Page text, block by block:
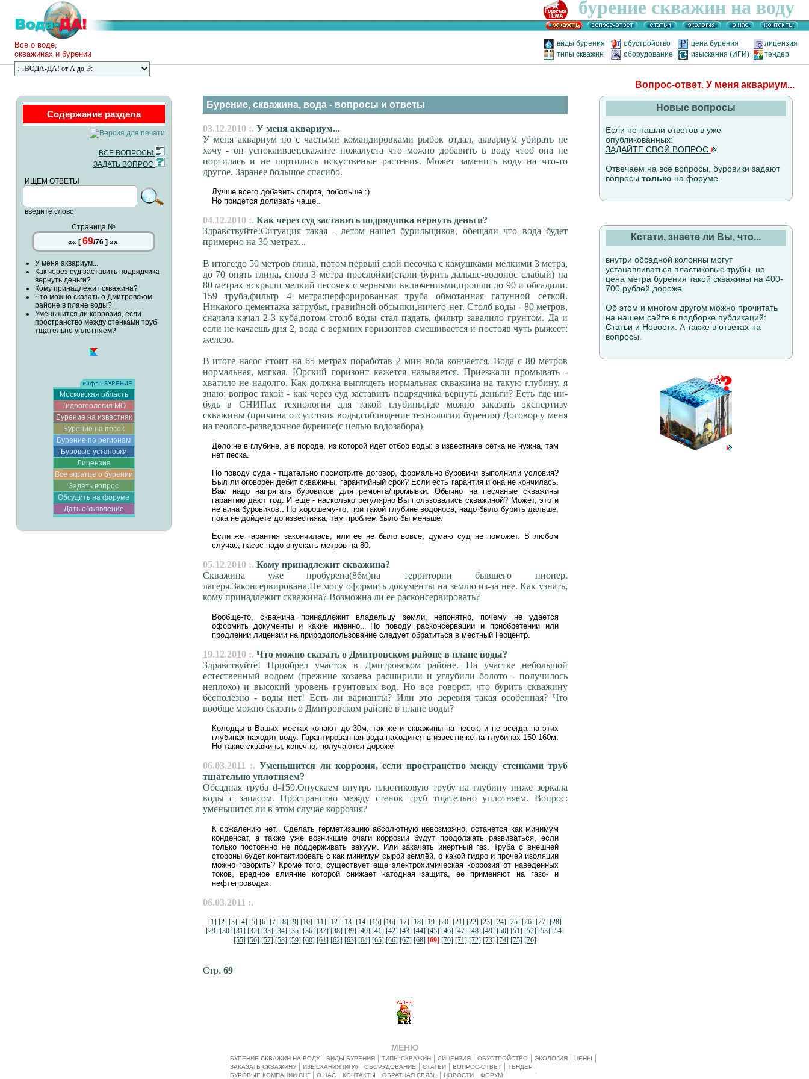
бурение скважин на воду
виды бурения обустройство цена бурения
лицензия
типы скважин
оборудование изыскания (ИГИ) тендер
Все о воде,
скважинах и бурении
Вопрос-ответ. У меня аквариум...
Содержание раздела
ВСЕ ВОПРОСЫ
ЗАДАТЬ ВОПРОС
ИЩЕМ ОТВЕТЫ
введите слово
Страница №
«« [ 69/76] »»
У меня аквариум...
Как через суд заставить подрядчика
вернуть деньги?
Кому принадлежит скважина?
Что можно сказать о Дмитровском
районе в плане воды?
Уменьшится ли коррозия, если
пространство между стенками труб
тщательно уплотняем?
Московская область
Гидрогеология МО
Бурение на известняк
Бурение на песок
Бурение по регионам
Буровые установки
Лицензия
Все вкратце о бурении
Задать вопрос
Обсудить на форуме
Дать объявление
Бурение, скважина, вода - вопросы и ответы
03.12.2010 :. У меня аквариум...
У меня аквариум но с частыми командировками рыбок отдал, аквариум убирать не
хочу - он успокаивает,скажите пожалуста что можно добавить в воду чтоб она не
портилась и не портились искуственые растения. Может заменить воду на что-то
другое. Заранее большое спасибо.
Лучше всего добавить спирта, побольше :)
Но придется доливать чаще..
04.12.2010 :. Как через суд заставить подрядчика вернуть деньги?
Здравствуйте!Ситуация такая - летом нашел бурильщиков, обещали что вода будет
примерно на 30 метрах...
В итоге:до 50 метров глина, потом первый слой песочка с камушками мелкими 3 метра,
до 70 опять глина, снова 3 метра прослойки(стали бурить дальше-водонос слабый) на
80 метрах вскрыли мелкий песочек с черными включениями,прошли до 90 и обсадили.
159 труба,фильтр 4 метра:перфорированная труба обмотанная галунной сеткой.
Никакого цементажа затрубья, гравийной обсыпки,ничего нет. Столб воды - 80 метров,
сначала качал 2-3 куба,потом столб воды стал падать, фильтр завалило грунтом. Да и
если не качаешь дня 2, вода с верхних горизонтов смешивается и постояв чуть рыжеет:
железо.
В итоге насос стоит на 65 метрах поработав 2 мин вода кончается. Вода с 80 метров
нормальная, мягкая. Юрский горизонт кажется называется. Приезжали промывать -
хватило не надолго. Как должна выглядеть нормальная скважина на такую глубину, я
знаю: вопрос такой - как через суд заставить подрядчика вернуть деньги? Есть где ни-
будь в СНИПах технология для такой глубины,где можно заказать экспертизу
скважины (причина отсутствия воды,соблюдение технологии бурения) Договор у меня
на геолого-разведочное бурение(с целью водозабора)
Дело не в глубине, а в породе, из которой идет отбор воды: в известняке сетка не нужна, там
нет песка.
По поводу суда - тщательно посмотрите договор, формально буровики выполнили условия?
Был ли оговорен дебит скважины, гарантийный срок? Если есть гарантия и она не кончилась,
Вам надо напрягать буровиков для ремонта/промывки. Обычно на песчаные скважины
гарантию дают год. И еще - насколько регулярно Вы пользовались скважиной? Может, это и
не вина буровиков.. По хорошему-то, при такой глубине водоноса, надо было бурить дальше,
пока не дойдете до известняка, там проблем было бы меньше.
Если же гарантия закончилась, или ее не было вовсе, думаю суд не поможет. В любом
случае, насос надо опускать метров на 80.
05.12.2010 :. Кому принадлежит скважина?
Скважина уже пробурена(86м)на территории бывшего пионер.
лагеря.Законсервирована.Не могу оформить документы на землю из-за нее. Как узнать,
кому принадлежит скважина? Возможна ли ее расконсервировать?
Вообще-то, скважина принадлежит владельцу земли, непонятно, почему не удается
оформить документы и какие именно.. По поводу расконсервации и приобретении или
продлении лицензии на природопользование следует обратиться в местный Геоцентр.
19.12.2010 :. Что можно сказать о Дмитровском районе в плане воды?
Здравствуйте! Приобрел участок в Дмитровском районе. На участке небольшой
естественный водоем (прежние хозяева расширили и углубили болото - получилось
неплохо) и высокий уровень грунтовых вод. Но все говорят, что бурить скважину
бесполезно - воды нет! Есть ли варианты? Или это деревня такая особенная? Что
вообще можно сказать о Дмитровском районе в плане воды?
Колодцы в Ваших местах копают до 30м, так же и скважины на песок, и не всегда на этих
глубинах находят воду. Гарантированная вода находится в известняке на глубинах 150-160м.
Но такие скважины, конечно, получаются дороже
06.03.2011 :. Уменьшится ли коррозия, если пространство между стенками труб
тщательно уплотняем?
Обсадная труба d-159.Опускаем внутрь пластиковую трубу на глубину ниже зеркала
воды с запасом. Пространство между стенок труб тщательно уплотняем. Вопрос:
уменьшится ли в этом случае коррозия?
К сожалению нет.. Сделать герметизацию абсолютную невозможно, останется как минимум
конденсат, а также уже возникшие очаги коррозии будут продолжать развиваться, если
только постоянно не поддерживать вакуум. Или закачать инертный газ. Труба с внешней
стороны будет контактировать с как минимум сырой землёй, о какой гидро и прочей изоляции
можно говорить? Кроме того, существует еще электрохимическая коррозия от наведенных
токов, вредное влияние которой снижает катодная защита, ее применяют на газо- и
нефтепроводах.
06.03.2011 :.
[1] [2] [3] [4] [5] [6] [7] [8] [9] [10] [11] [12] [13] [14] [15] [16] [17] [18] [19] [20] [21] [22] [23] [24] [25] [26] [27] [28]
[29] [30] [31] [32] [33] [34] [35] [36] [37] [38] [39] [40] [41] [42] [43] [44] [45] [46] [47] [48] [49] [50] [51] [52] [53] [54]
[55] [56] [57] [58] [59] [60] [61] [62] [63] [64] [65] [66] [67] [68] [69] [70] [71] [72] [73] [74] [75] [76]
Стр. 69
Новые вопросы
Если не нашли ответов в уже
опубликованных:
ЗАДАЙТЕ СВОЙ ВОПРОС
Отвечаем на все вопросы, буровики задают
вопросы только на форуме.
Кстати, знаете ли Вы, что...
внутри обсадной колонны могут
устанавливаться пластиковые трубы, но
цена метра бурения такой скважины на 400-
700 рублей дороже
Об этом и многом другом можно прочитать
на нашем сайте в подборке публикаций:
Статьи и Новости . А также в ответахна
вопросы.
МЕНЮ
БУРЕНИЕ СКВАЖИН НА ВОДУ ВИДЫ БУРЕНИЯ ТИПЫ СКВАЖИН ЛИЦЕНЗИЯ ОБУСТРОЙСТВО ЭКОЛОГИЯ
ЦЕНЫ
ЗАКАЗАТЬ СКВАЖИНУ
ИЗЫСКАНИЯ (ИГИ) ОБОРУДОВАНИЕ СТАТЬИ ВОПРОС-ОТВЕТ
ТЕНДЕР
БУРОВЫЕ КОМПАНИИ СНГ
О НАС КОНТАКТЫ ОБРАТНАЯ СВЯЗЬ НОВОСТИ ФОРУМ